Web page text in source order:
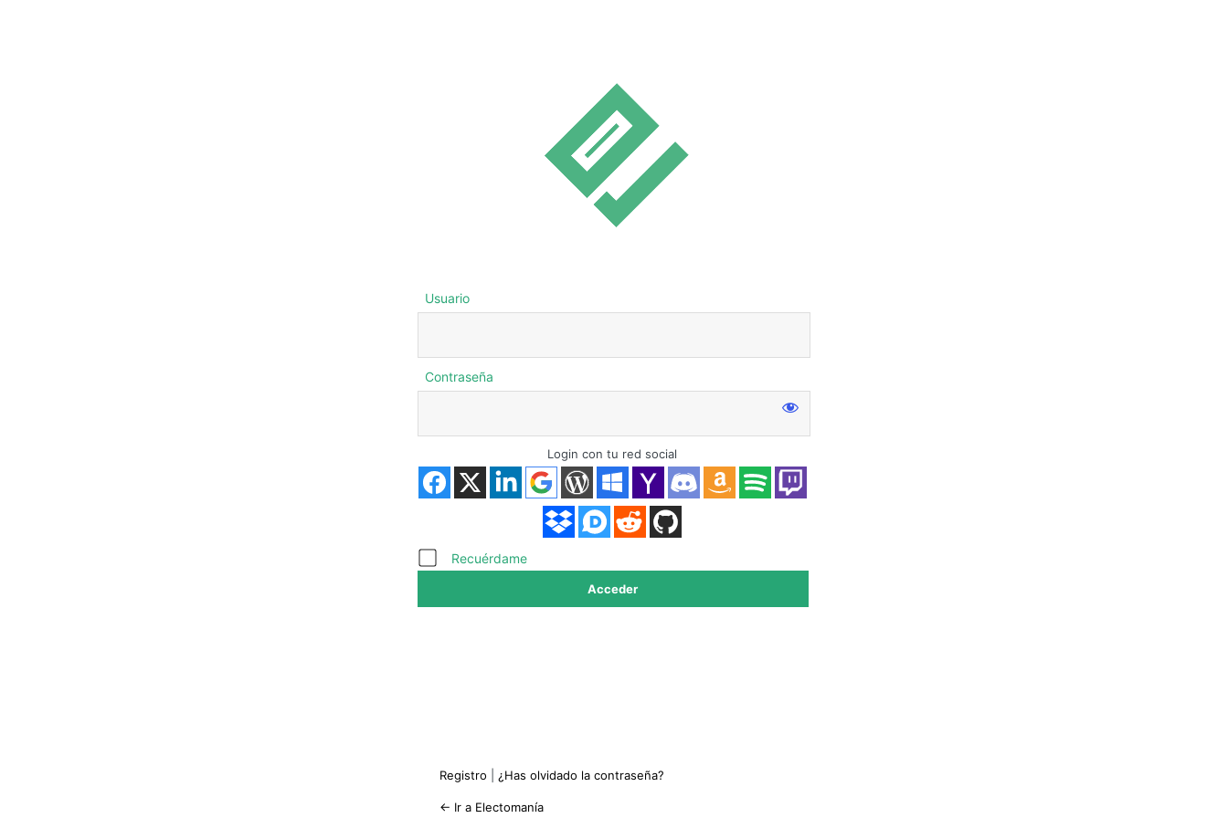
Acceder
Usuario
Contraseña
Login con tu red social
Recuérdame
Registro ¿Has olvidado la contraseña?
← Ir a Electomanía